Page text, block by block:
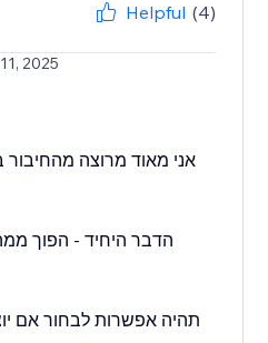
Helpful (4)
2025
אני מאוד מרוצה מהחיבור
הדבר היחיד - הפוך
תהיה אפשרות לבחור אם